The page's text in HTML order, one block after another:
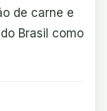
de carne e
Brasil como